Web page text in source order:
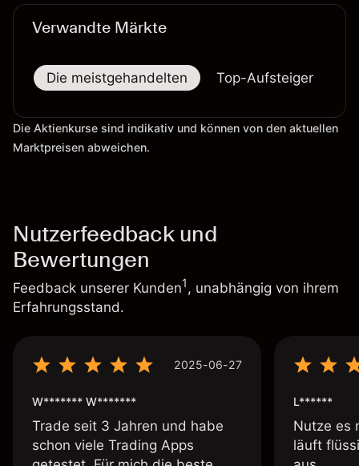
Verwandte Märkte
Die meistgehandelten Top-Aufsteiger
Die Aktienkurse sind indikativ und können von den aktuellen
Marktpreisen abweichen.
Nutzerfeedback und
Bewertungen
Feedback unserer Kunden1, unabhängig von ihrem
Erfahrungsstand.
2025-06-27
W******* W*******
Trade seit 3 Jahren und habe
schon viele Trading Apps
L******
Nutze es
läuft